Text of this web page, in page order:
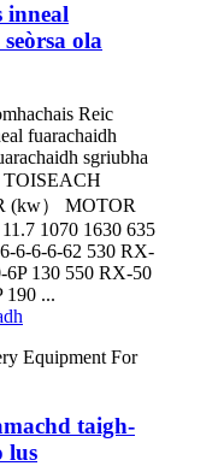
inneal
ola
Reic
fuarachaidh
sgriubha
TOISEACH
(kw） MOTOR
1070 1630 635
6-6-6-62 530 RX-
6P 130 550 RX-50
190 ...
taigh-
lus